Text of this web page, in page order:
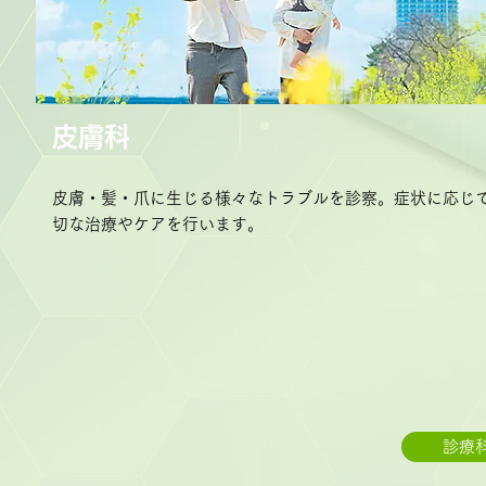
皮膚科
皮膚・髪・爪に生じる様々なトラブルを診察。症状に応じ
切な治療やケアを行います。
診療